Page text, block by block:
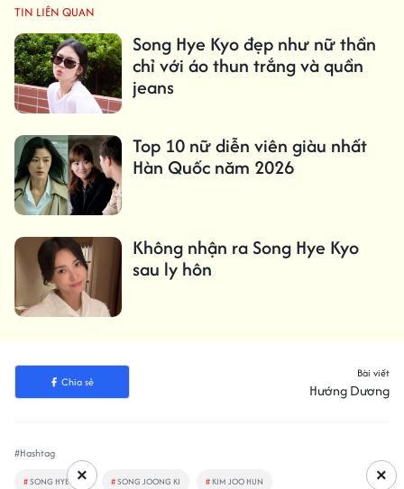
TIN LIÊN QUAN
Song Hye Kyo đẹp như nữ thần
chỉ với áo thun trắng và quần
jeans
Top 10 nữ diễn viên giàu nhất
Hàn Quốc năm 2026
Không nhận ra Song Hye Kyo
sau ly hôn
Chia sẻ
Bài viết
Hướng Dương
#Hashtag
#SONG HYE KYO #SONG JOONG KI # KIM JOO HUN ×
×